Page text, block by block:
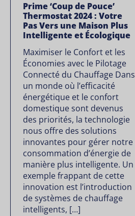
Prime ‘Coup de Pouce’
Thermostat 2024 : Votre
Pas Vers une Maison Plus
Intelligente et Écologique
Maximiser le Confort et les
Économies avec le Pilotage
Connecté du Chauffage Dans
un monde où l’efficacité
énergétique et le confort
domestique sont devenus
des priorités, la technologie
nous offre des solutions
innovantes pour gérer notre
consommation d’énergie de
manière plus intelligente. Un
exemple frappant de cette
innovation est l’introduction
de systèmes de chauffage
intelligents, […]